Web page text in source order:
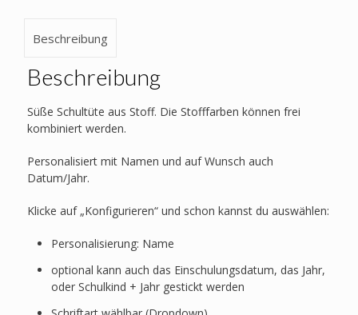
Menge
Beschreibung
Beschreibung
Süße Schultüte aus Stoff. Die Stofffarben können frei
kombiniert werden.
Personalisiert mit Namen und auf Wunsch auch
Datum/Jahr.
Klicke auf „Konfigurieren“ und schon kannst du auswählen:
Personalisierung: Name
optional kann auch das Einschulungsdatum, das Jahr,
oder Schulkind + Jahr gestickt werden